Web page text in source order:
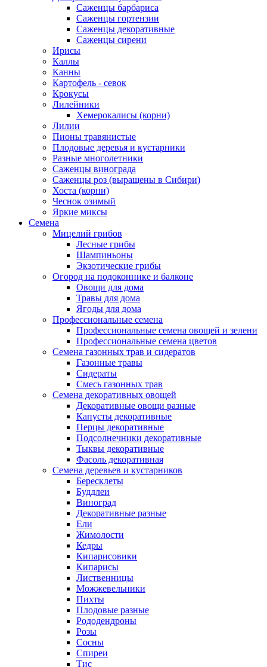
Саженцы барбариса
Саженцы гортензии
Саженцы декоративные
Саженцы сирени
Ирисы
Каллы
Канны
Картофель - севок
Крокусы
Лилейники
Хемерокалисы (корни)
Лилии
Пионы травянистые
Плодовые деревья и кустарники
Разные многолетники
Саженцы винограда
Саженцы роз (выращены в Сибири)
Хоста (корни)
Чеснок озимый
Яркие миксы
Семена
Мицелий грибов
Лесные грибы
Шампиньоны
Экзотические грибы
Огород на подоконнике и балконе
Овощи для дома
Травы для дома
Ягоды для дома
Профессиональные семена
Профессиональные семена овощей и зелени
Профессиональные семена цветов
Семена газонных трав и сидератов
Газонные травы
Сидераты
Смесь газонных трав
Семена декоративных овощей
Декоративные овощи разные
Капусты декоративные
Перцы декоративные
Подсолнечники декоративные
Тыквы декоративные
Фасоль декоративная
Семена деревьев и кустарников
Бересклеты
Буддлеи
Виноград
Декоративные разные
Ели
Жимолости
Кедры
Кипарисовики
Кипарисы
Лиственницы
Можжевельники
Пихты
Плодовые разные
Рододендроны
Розы
Сосны
Спиреи
Тис